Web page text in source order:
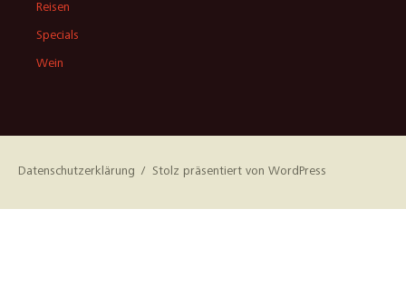
Reisen
Specials
Wein
Datenschutzerklärung Stolz präsentiert von WordPress